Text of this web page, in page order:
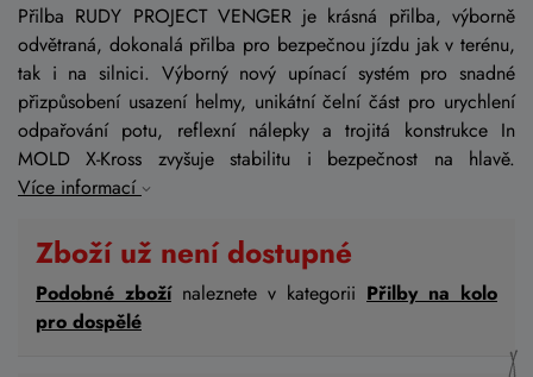
Přilba RUDY PROJECT VENGER je krásná přilba, výborně
odvětraná, dokonalá přilba pro bezpečnou jízdu jak v terénu,
tak i na silnici. Výborný nový upínací systém pro snadné
přizpůsobení usazení helmy, unikátní čelní část pro urychlení
odpařování potu, reflexní nálepky a trojitá konstrukce In
MOLD X-Kross zvyšuje stabilitu i bezpečnost na hlavě.
Více informací
Zboží už není dostupné
Podobné zbožínaleznete v kategorii Přilby na kolo
pro dospělé